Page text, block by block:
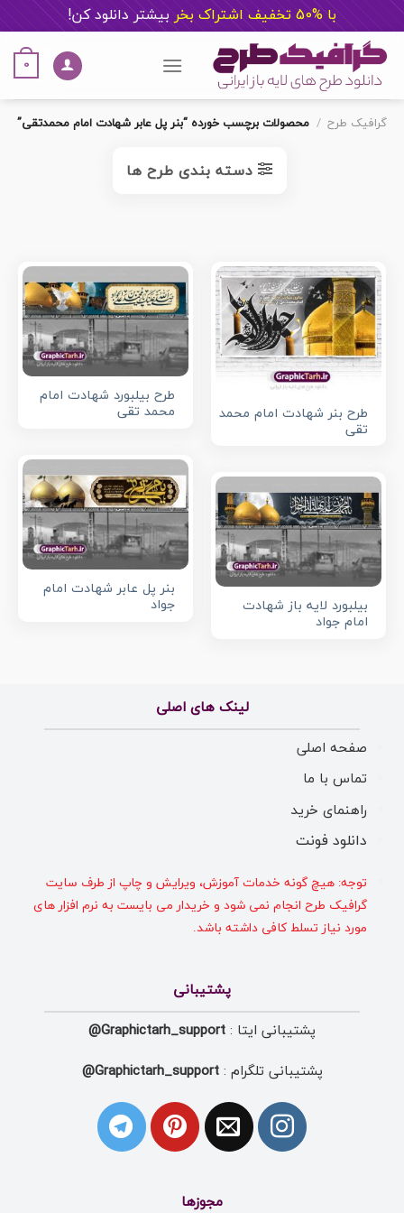
با %50 تخفیف اشتراک بخر بیشتر دانلود کن!
content
0
گرافیک طرح / محصولات برچسب خورده “بنر پل عابر شهادت امام محمدتقی”
دسته بندی طرح ها
طرح بنر شهادت امام محمد
تقی
طرح بیلبورد شهادت امام
محمد تقی
بنر پل عابر شهادت امام
جواد
بیلبورد لایه باز شهادت
امام جواد
لینک های اصلی
صفحه اصلی
تماس با ما
راهنمای خرید
دانلود فونت
توجه: هیچ گونه خدمات آموزش، ویرایش و چاپ از طرف سایت
گرافیک طرح انجام نمی شود و خریدار می بایست به نرم افزار های
مورد نیاز تسلط کافی داشته باشد.
پشتیبانی
پشتیبانی ایتا : Graphictarh_support@
پشتیبانی تلگرام :Graphictarh_support@
مجوزها